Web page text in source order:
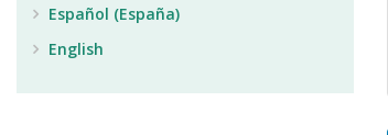
Español (España)
English